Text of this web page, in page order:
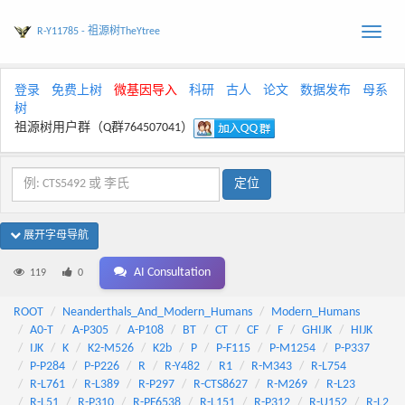
Toggle
R-Y11785 - 祖源树TheYtree
登录 免费上树 微基因导入 科研 古人 论文 数据发布
母系
树
祖源树用户群（Q群764507041）
展开字母导航
119 0 AI Consultation
ROOT Neanderthals_And_Modern_Humans
Modern_Humans
A0-T
A-P305 A-P108 BT CT CF F GHIJK
HIJK
IJK
K K2-M526 K2b P P-F115 P-M1254
P-P337
P-P284
P-P226 R R-Y482 R1 R-M343
R-L754
R-L761
R-L389 R-P297 R-CTS8627 R-M269
R-L23